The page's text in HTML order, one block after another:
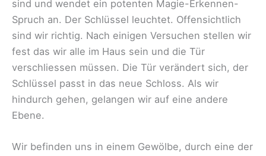
sind und wendet ein potenten Magie-Erkennen-
Spruch an. Der Schlüssel leuchtet. Offensichtlich
sind wir richtig. Nach einigen Versuchen stellen wir
fest das wir alle im Haus sein und die Tür
verschliessen müssen. Die Tür verändert sich, der
Schlüssel passt in das neue Schloss. Als wir
hindurch gehen, gelangen wir auf eine andere
Ebene.
Wir befinden uns in einem Gewölbe, durch eine der